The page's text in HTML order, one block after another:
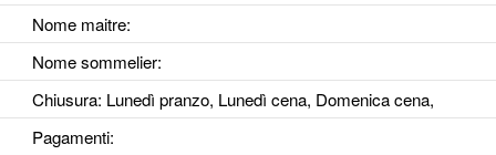
Nome maitre:
Nome sommelier:
Chiusura: Lunedì pranzo, Lunedì cena, Domenica cena,
Pagamenti: